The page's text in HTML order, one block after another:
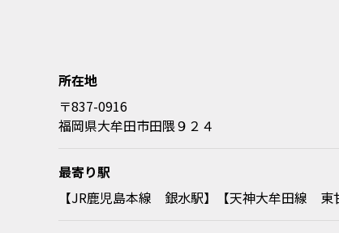
所在地
〒837-0916
福岡県大牟田市田隈９２４
最寄り駅
【JR鹿児島本線 銀水駅】【天神大牟田線 東